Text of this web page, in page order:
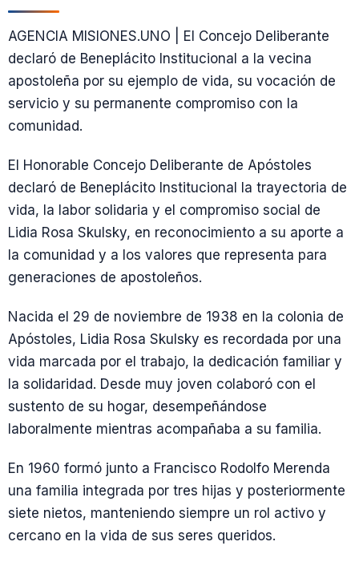
AGENCIA MISIONES.UNO | El Concejo Deliberante
declaró de Beneplácito Institucional a la vecina
apostoleña por su ejemplo de vida, su vocación de
servicio y su permanente compromiso con la
comunidad.
El Honorable Concejo Deliberante de Apóstoles
declaró de Beneplácito Institucional la trayectoria de
vida, la labor solidaria y el compromiso social de
Lidia Rosa Skulsky, en reconocimiento a su aporte a
la comunidad y a los valores que representa para
generaciones de apostoleños.
Nacida el 29 de noviembre de 1938 en la colonia de
Apóstoles, Lidia Rosa Skulsky es recordada por una
vida marcada por el trabajo, la dedicación familiar y
la solidaridad. Desde muy joven colaboró con el
sustento de su hogar, desempeñándose
laboralmente mientras acompañaba a su familia.
En 1960 formó junto a Francisco Rodolfo Merenda
una familia integrada por tres hijas y posteriormente
siete nietos, manteniendo siempre un rol activo y
cercano en la vida de sus seres queridos.